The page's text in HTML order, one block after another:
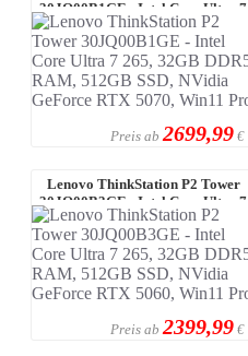
30JQ00B1GE - Intel Core Ultra 7
265 ...
Preis ab 2699,99 €
Lenovo ThinkStation P2 Tower
30JQ00B3GE - Intel Core Ultra 7
265 ...
Preis ab 2399,99 €